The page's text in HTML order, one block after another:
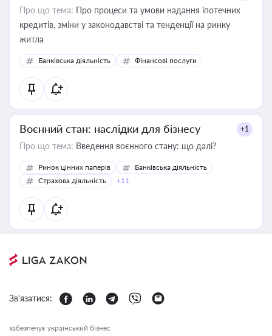
Про що тема: Про процеси та умови надання іпотечних
кредитів, зміни у законодавстві та тенденції на ринку
житла
Банківська діяльність Фінансові послуги
Воєнний стан: наслідки для бізнесу +1
Про що тема: Введення воєнного стану: що далі?
Ринок цінних паперів
Банківська діяльність
Страхова діяльність
+11
Зв'язатися:
забезпечує український бізнес